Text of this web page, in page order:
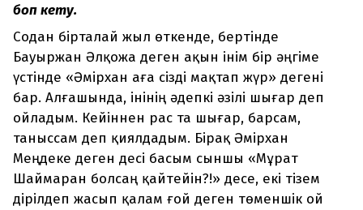
боп кету.
Содан бірталай жыл өткенде, бертінде
Бауыржан Әлқожа деген ақын інім бір әңгіме
үстінде «Әмірхан аға сізді мақтап жүр» дегені
бар. Алғашында, інінің әдепкі әзілі шығар деп
ойладым. Кейіннен рас та шығар, барсам,
таныссам деп қиялдадым. Бірақ Әмірхан
Меңдеке деген десі басым сыншы «Мұрат
Шаймаран болсаң қайтейін?!» десе, екі тізем
дірілдеп жасып қалам ғой деген төменшік ой